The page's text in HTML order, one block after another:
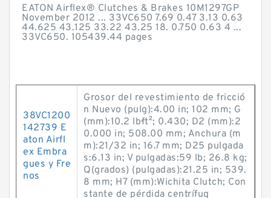
EATON Airflex® Clutches & Brakes 10M1297GP
November 2012 ... 33VC650 7.69 0.47 3.13 0.63
44.625 43.125 33.22 43.25 18. 0.750 0.63 4 ...
33VC650. 105439.44 pages
38VC1200
142739 E
aton Airfl
ex Embra
gues y Fre
nos
Grosor del revestimiento de fricció
n Nuevo (pulg):4.00 in; 102 mm; G
(mm):10.2 lb·ft²; 0.430; D2 (mm):2
0.000 in; 508.00 mm; Anchura (m
m):21/32 in; 16.7 mm; D25 pulgada
s:6.13 in; V pulgadas:59 lb; 26.8 kg;
Q(grados) (pulgadas):21.25 in; 539.
8 mm; H7 (mm):Wichita Clutch; Con
stante de pérdida centrífug